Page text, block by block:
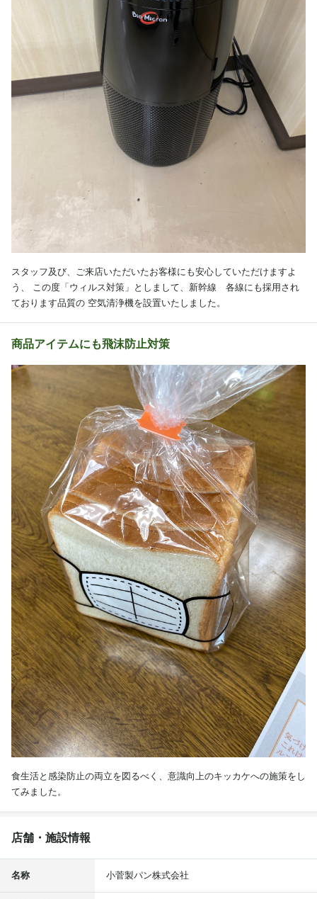
スタッフ及び、ご来店いただいたお客様にも安心していただけますよ
う、 この度「ウィルス対策」としまして、新幹線 各線にも採用され
ております品質の 空気清浄機を設置いたしました。
商品アイテムにも飛沫防止対策
食生活と感染防止の両立を図るべく、意識向上のキッカケへの施策をし
てみました。
店舗・施設情報
名称 小菅製パン株式会社